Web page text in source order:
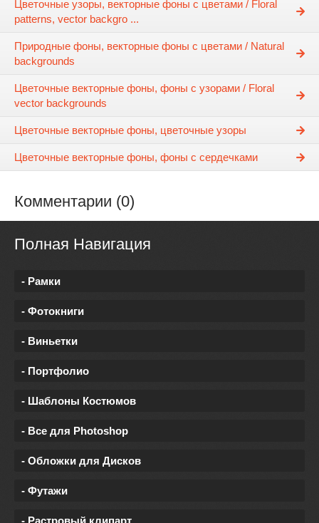
Цветочные узоры, векторные фоны с цветами / Floral
patterns, vector backgro ...
Природные фоны, векторные фоны с цветами / Natural
backgrounds
Цветочные векторные фоны, фоны с узорами / Floral
vector backgrounds
Цветочные векторные фоны, цветочные узоры
Цветочные векторные фоны, фоны с сердечками
Комментарии (0)
Полная Навигация
- Рамки
- Фотокниги
- Виньетки
- Портфолио
- Шаблоны Костюмов
- Все для Photoshop
- Обложки для Дисков
- Футажи
- Растровый клипарт